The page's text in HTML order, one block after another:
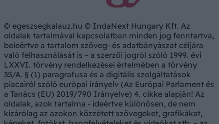
© egeszsegkalauz.hu © IndaNext Hungary Kft. Az
oldalak tartalmával kapcsolatban minden jog fenntartva,
beleértve a tartalom szöveg- és adatbányászat céljára
való felhasználását is – a szerzői jogról szóló 1999. évi
LXXVI. törvény rendelkezései értelmében a törvény
35/A. § (1) paragrafusa és a digitális szolgáltatások
piacairól szóló európai irányelv (Az Európai Parlament és
a Tanács (EU) 2019/790 Irányelve) 4. cikke alapján! Az
oldalak, azok tartalma - ideértve különösen, de nem
kizárólag az azokon közzétett szövegeket, grafikákat,